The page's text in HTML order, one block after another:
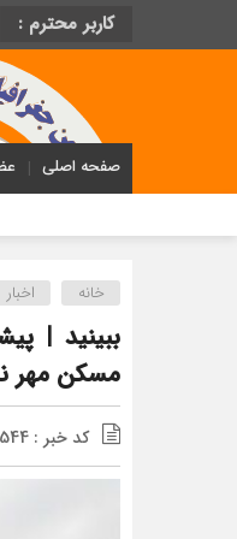
کاربر محترم :
صفحه اصلی
خانه اخبار
ببینید |
مسکن مهر
کد خبر : 3544